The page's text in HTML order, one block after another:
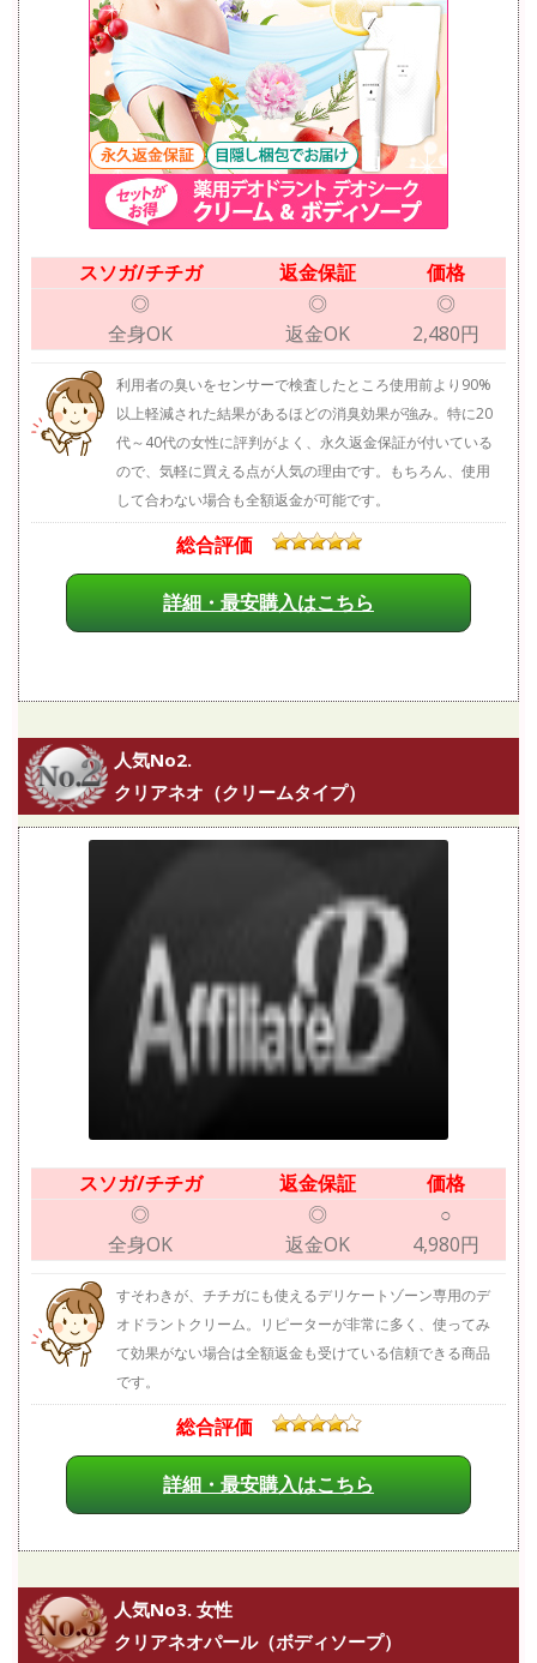
スソガ/チチガ 返金保証
価格
◎
全身OK
◎
返金OK
◎
2,480円
利用者の臭いをセンサーで検査したところ使用前より90%
以上軽減された結果があるほどの消臭効果が強み。特に20
代～40代の女性に評判がよく、永久返金保証が付いている
ので、気軽に買える点が人気の理由です。もちろん、使用
して合わない場合も全額返金が可能です。
総合評価
詳細・最安購入はこちら
人気No2.
クリアネオ（クリームタイプ）
スソガ/チチガ 返金保証
価格
◎
全身OK
◎
返金OK
○
4,980円
すそわきが、チチガにも使えるデリケートゾーン専用のデ
オドラントクリーム。リピーターが非常に多く、使ってみ
て効果がない場合は全額返金も受けている信頼できる商品
です。
総合評価
詳細・最安購入はこちら
人気No3. 女性
クリアネオパール（ボディソープ）